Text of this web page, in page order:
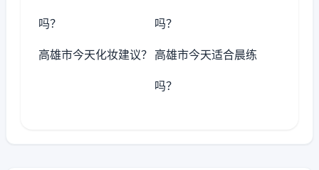
吗？ 吗？
高雄市今天化妆建议？ 高雄市今天适合晨练
吗？